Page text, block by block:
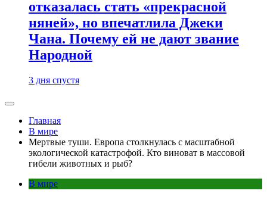
отказалась стать «прекрасной
няней», но впечатлила Джеки
Чана. Почему ей не дают звание
Народной
3 дня спустя
Главная
В мире
Мертвые туши. Европа столкнулась с масштабной
экологической катастрофой. Кто виноват в массовой
гибели животных и рыб?
В мире